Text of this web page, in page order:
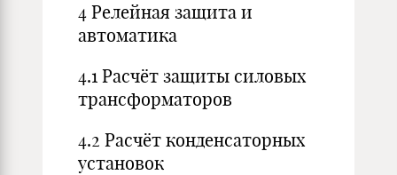
4 Релейная защита и
автоматика
4.1 Расчёт защиты силовых
трансформаторов
4.2 Расчёт конденсаторных
установок